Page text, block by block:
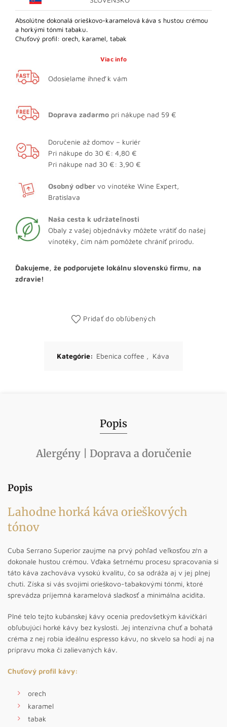
Absolútne dokonalá orieškovo-karamelová káva s hustou crémou
a horkými tónmi tabaku.
Chuťový profil: orech, karamel, tabak
Viac info
Odosielame ihneď k vám
Doprava zadarmo pri nákupe nad 59 €
Doručenie až domov – kuriér
Pri nákupe do 30 €: 4,80 €
Pri nákupe nad 30 €: 3,90 €
Osobný odber vo vínotéke Wine Expert,
Bratislava
Naša cesta k udržateľnosti
Obaly z vašej objednávky môžete vrátiť do našej
vínotéky, čím nám pomôžete chrániť prírodu.
Ďakujeme, že podporujete lokálnu slovenskú firmu, na
zdravie!
Pridať do obľúbených
Kategórie: Ebenica coffee , Káva
Popis
Alergény | Doprava a doručenie
Popis
Lahodne horká káva orieškových
tónov
Cuba Serrano Superior zaujme na prvý pohľad veľkosťou zŕn a
dokonale hustou crémou. Vďaka šetrnému procesu spracovania si
táto káva zachováva vysokú kvalitu, čo sa odráža aj v jej plnej
chuti. Získa si vás svojimi orieškovo-tabakovými tónmi, ktoré
sprevádza príjemná karamelová sladkosť a minimálna acidita.
Plné telo tejto kubánskej kávy ocenia predovšetkým kávičkári
obľubujúci horké kávy bez kyslosti. Jej intenzívna chuť a bohatá
créma z nej robia ideálnu espresso kávu, no skvelo sa hodí aj na
prípravu moka či zalievaných káv.
Chuťový profil kávy:
orech
karamel
tabak